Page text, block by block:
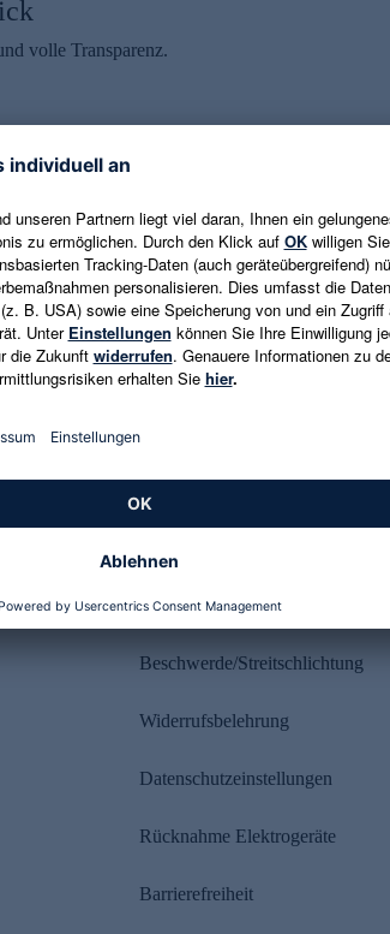
volle Transparenz.
Trends,
jederzeit in
E-Mail-Adresse eingeben
Es gelten die Datenschutzrichtlinien
Rechtliches
Beschwerde/Streitschlichtung
Widerrufsbelehrung
Datenschutzeinstellungen
Rücknahme Elektrogeräte
Barrierefreiheit